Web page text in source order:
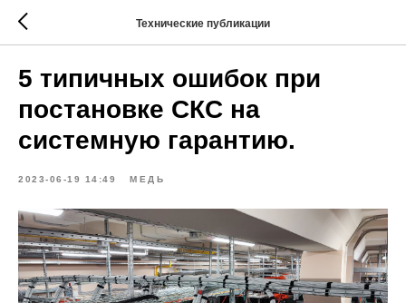
Технические публикации
5 типичных ошибок при
постановке СКС на
системную гарантию.
2023-06-19 14:49 МЕДЬ